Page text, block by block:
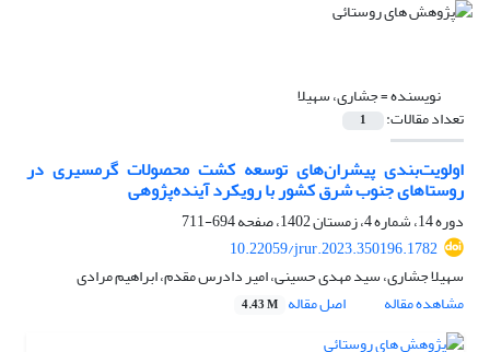
نویسنده =جشاری، سهیلا
تعداد مقالات: 1
اولویت‌بندی پیشران‌های توسعه کشت محصولات گرمسیری در
روستاهای جنوب شرق کشور با رویکرد آینده‌پژوهی
دوره 14، شماره 4، زمستان 1402، صفحه
694-711
10.22059/jrur.2023.350196.1782
سهیلا جشاری، سید مهدی حسینی، امیر دادرس مقدم، ابراهیم مرادی
مشاهده مقاله
اصل مقاله 4.43 M